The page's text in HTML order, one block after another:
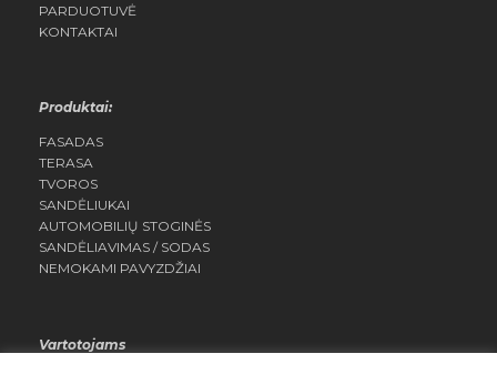
PARDUOTUVĖ
KONTAKTAI
Produktai:
FASADAS
TERASA
TVOROS
SANDĖLIUKAI
AUTOMOBILIŲ STOGINĖS
SANDĖLIAVIMAS / SODAS
NEMOKAMI PAVYZDŽIAI
Vartotojams